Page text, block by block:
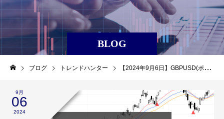
BLOG
ブログ トレンドハンター 【2024年9月6日】GBPUSD(ポンド／米ドル)の合計獲得pips数（トレンドハンター）
9月
06
2024